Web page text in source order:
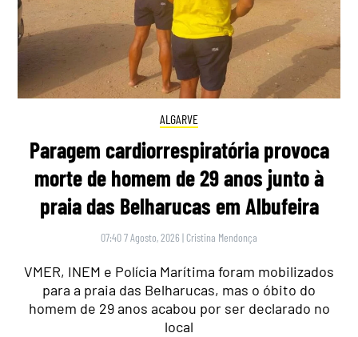
ALGARVE
Paragem cardiorrespiratória provoca
morte de homem de 29 anos junto à
praia das Belharucas em Albufeira
07:40 7 Agosto, 2026 | Cristina Mendonça
VMER, INEM e Polícia Marítima foram mobilizados
para a praia das Belharucas, mas o óbito do
homem de 29 anos acabou por ser declarado no
local